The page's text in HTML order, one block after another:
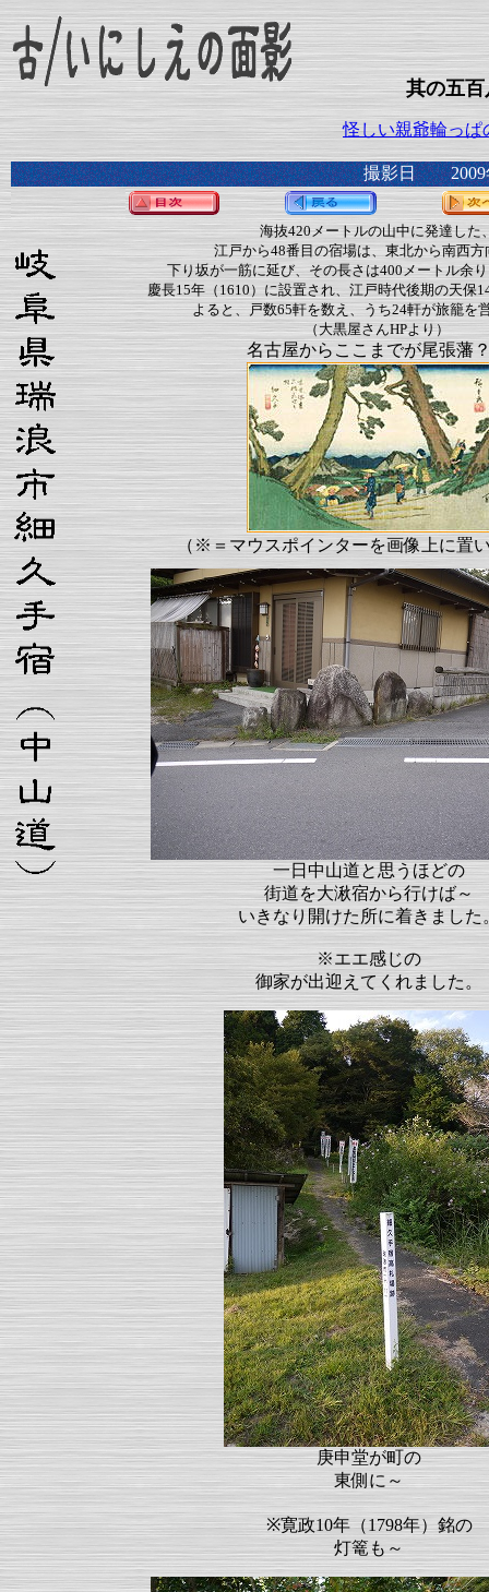
其の五
怪しい親爺輪っぱ
撮影日 2009
海抜420メートルの山中に発達した
江戸から48番目の宿場は、東北から南西方
下り坂が一筋に延び、その長さは400メートル余
慶長15年（1610）に設置され、江戸時代後期の天保
よると、戸数65軒を数え、うち24軒が旅籠を
（大黒屋さんHPより）
名古屋からここまでが尾張藩
（※＝マウスポインターを画像上に置
一日中山道と思うほどの
街道を大湫宿から行けば～
いきなり開けた所に着きました
※エエ感じの
御家が出迎えてくれました。
庚申堂が町の
東側に～
※寛政10年（1798年）銘の
灯篭も～